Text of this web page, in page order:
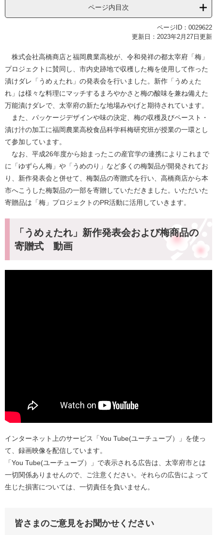
ページ内目次
ページID：0029622
更新日：2023年2月27日更新
株式会社高橋商店と福岡農業高校が、令和発祥の都太宰府「梅」
プロジェクトに賛同し、市内史跡地で収穫した梅を使用して作った
漬けダレ「うめぇたれ」の発表会を行いました。新作「うめぇた
れ」は様々な料理にマッチするまろやかさと梅の酸味を兼ね備えた
万能漬けダレで、太宰府の新たな地場みやげと期待されています。
また、パッケージデザインや味の決定、梅の収穫及びペースト・
漬け汁の加工に福岡農業高校食品科学科梅研究班が授業の一環とし
て参加しています。
なお、平成26年度から始まったこの産官学の連携によりこれまで
に「ゆずらん梅」や「うめのり」など多くの梅製品が開発されてお
り、新作発表会と併せて、梅製品の寄贈式を行い、高橋商店から本
市へこうした梅製品の一部を寄贈していただきました。いただいた
寄贈品は「梅」プロジェクトのPR活動に活用していきます。
「うめぇたれ」新作発表会および梅商品の
寄贈式 動画
インターネット上のサービス「You Tube(ユーチューブ）」を使っ
て、録画映像を配信しています。
「You Tube(ユーチューブ）」で表示される広告は、太宰府市とは
一切関係ありませんので、ご注意ください。それらの広告によって
生じた損害については、一切責任を負いません。
皆さまのご意見をお聞かせください